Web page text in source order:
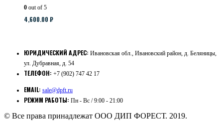
0 out of 5
4,600.00 ₽
ЮРИДИЧЕСКИЙ АДРЕС: Ивановская обл., Ивановский район, д. Беляницы,
ул. Дубравная, д. 54
ТЕЛЕФОН: +7 (902) 747 42 17
EMAIL: sale@dpft.ru
РЕЖИМ РАБОТЫ: Пн - Вс / 9:00 - 21:00
© Все права принадлежат ООО ДИП ФОРЕСТ. 2019.